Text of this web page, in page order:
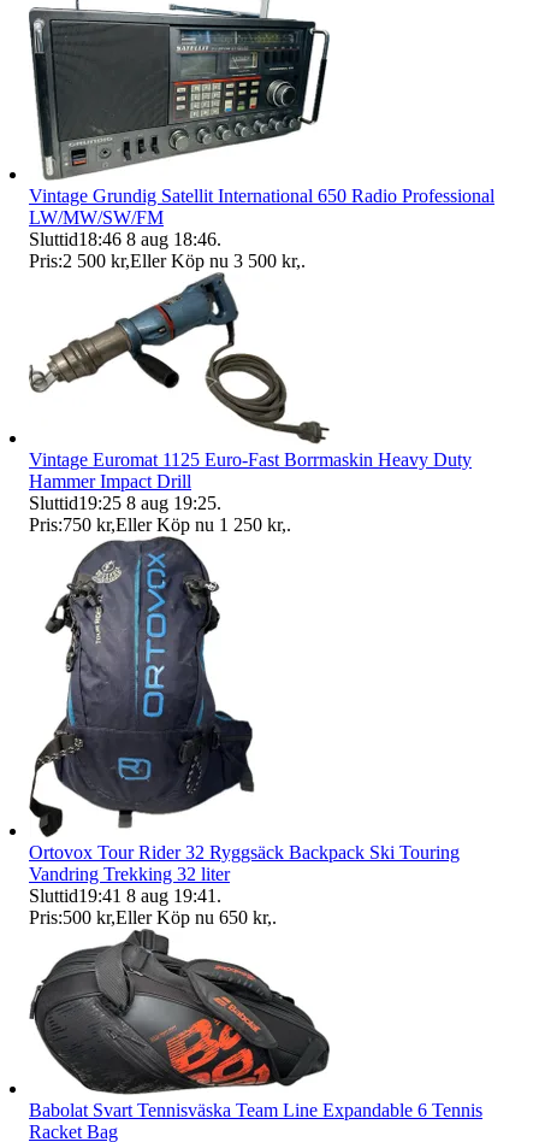
Vintage Grundig Satellit International 650 Radio Professional
LW/MW/SW/FM
Sluttid18:46 8 aug 18:46.
Pris:2 500 kr,Eller Köp nu 3 500 kr,.
Vintage Euromat 1125 Euro-Fast Borrmaskin Heavy Duty
Hammer Impact Drill
Sluttid19:25 8 aug 19:25.
Pris:750 kr,Eller Köp nu 1 250 kr,.
Ortovox Tour Rider 32 Ryggsäck Backpack Ski Touring
Vandring Trekking 32 liter
Sluttid19:41 8 aug 19:41 .
Pris:500 kr,Eller Köp nu 650 kr,.
Babolat Svart Tennisväska Team Line Expandable 6 Tennis
Racket Bag